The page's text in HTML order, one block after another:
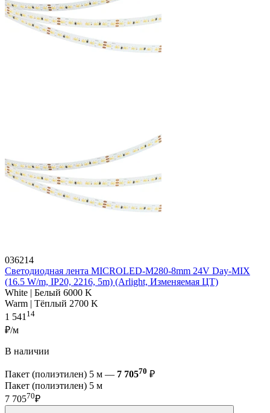
036214
Светодиодная лента MICROLED-M280-8mm 24V Day-MIX
(16.5 W/m, IP20, 2216, 5m) (Arlight, Изменяемая ЦТ)
White | Белый 6000 K
Warm | Тёплый 2700 K
1 54114
₽/м
В наличии
Пакет (полиэтилен) 5 м — 7 70570 ₽
Пакет (полиэтилен) 5 м
7 70570₽